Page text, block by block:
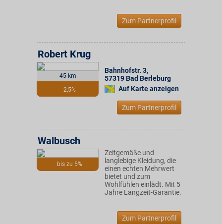
Zum Partnerprofil
45 km
2,5%
Robert Krug
Bahnhofstr. 3,
57319 Bad Berleburg
Auf Karte anzeigen
Zum Partnerprofil
bis zu 5%
Walbusch
Zeitgemäße und
langlebige Kleidung, die
einen echten Mehrwert
bietet und zum
Wohlfühlen einlädt. Mit 5
Jahre Langzeit-Garantie.
Zum Partnerprofil